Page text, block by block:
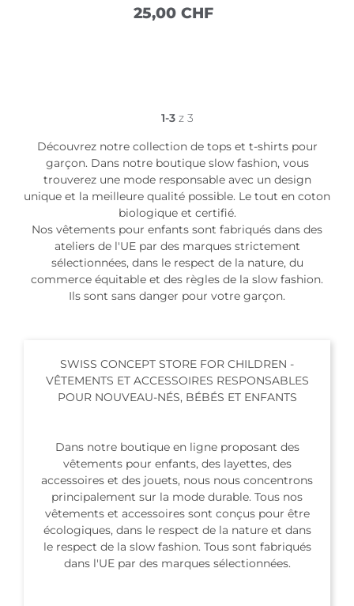
25,00 CHF
1-3z 3
Découvrez notre collection de tops et t-shirts pour
garçon. Dans notre boutique slow fashion, vous
trouverez une mode responsable avec un design
unique et la meilleure qualité possible. Le tout en coton
biologique et certifié.
Nos vêtements pour enfants sont fabriqués dans des
ateliers de l'UE par des marques strictement
sélectionnées, dans le respect de la nature, du
commerce équitable et des règles de la slow fashion.
Ils sont sans danger pour votre garçon.
SWISS CONCEPT STORE FOR CHILDREN -
VÊTEMENTS ET ACCESSOIRES RESPONSABLES
POUR NOUVEAU-NÉS, BÉBÉS ET ENFANTS
Dans notre boutique en ligne proposant des
vêtements pour enfants, des layettes, des
accessoires et des jouets, nous nous concentrons
principalement sur la mode durable. Tous nos
vêtements et accessoires sont conçus pour être
écologiques, dans le respect de la nature et dans
le respect de la slow fashion. Tous sont fabriqués
dans l'UE par des marques sélectionnées.